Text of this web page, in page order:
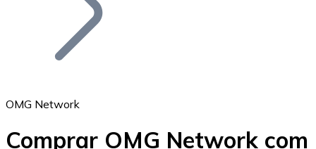
OMG Network
Comprar OMG Network com